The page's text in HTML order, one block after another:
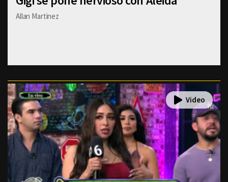
Allan Martinez